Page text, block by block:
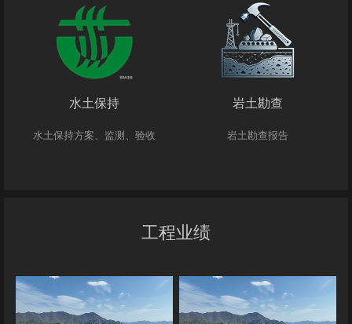
水土保持
水土保持方案、监测、验收
岩土勘查
岩土勘查报告
工程业绩